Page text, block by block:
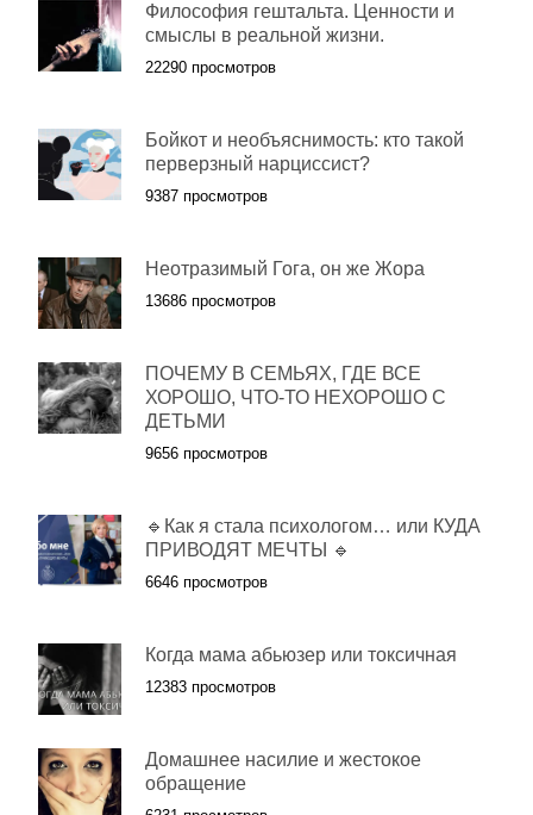
Философия гештальта. Ценности и
смыслы в реальной жизни.
22290 просмотров
Бойкот и необъяснимость: кто такой
перверзный нарциссист?
9387 просмотров
Неотразимый Гога, он же Жора
13686 просмотров
ПОЧЕМУ В СЕМЬЯХ, ГДЕ ВСЕ
ХОРОШО, ЧТО-ТО НЕХОРОШО С
ДЕТЬМИ
9656 просмотров
🔹Как я стала психологом… или КУДА
ПРИВОДЯТ МЕЧТЫ 🔹
6646 просмотров
Когда мама абьюзер или токсичная
12383 просмотров
Домашнее насилие и жестокое
обращение